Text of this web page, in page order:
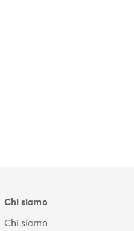
Chi siamo
Chi siamo